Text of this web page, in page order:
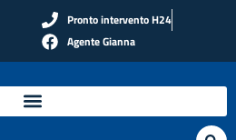
Pronto intervento H24
Agente Gianna
di